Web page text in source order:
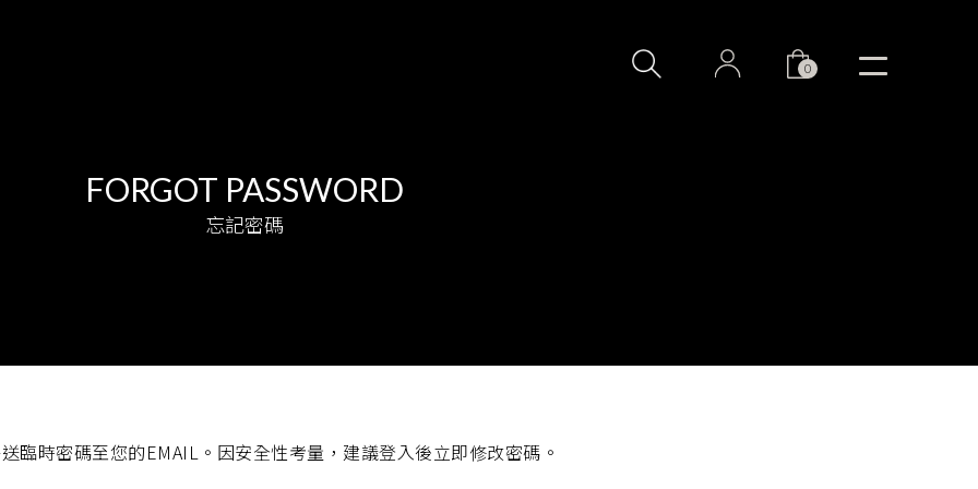
0
FORGOT PASSWORD
忘記密碼
臨時密碼至您的EMAIL。 因安全性考量，建議登入後立即修改密碼。